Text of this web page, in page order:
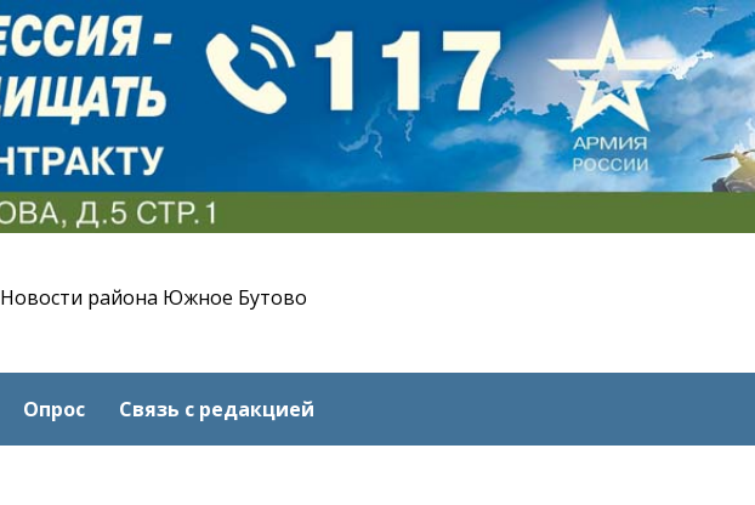
Новости района Южное Бутово
Опрос Связь с редакцией